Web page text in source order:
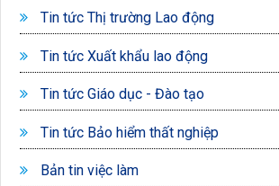
Tin tức Thị trường Lao động
Tin tức Xuất khẩu lao động
Tin tức Giáo dục - Đào tạo
Tin tức Bảo hiểm thất nghiệp
Bản tin việc làm